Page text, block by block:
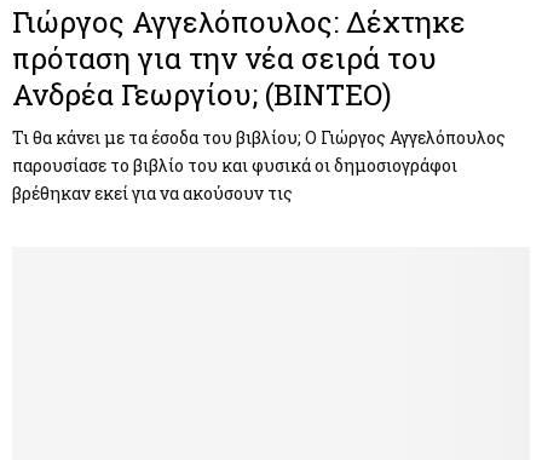
Γιώργος Αγγελόπουλος: Δέχτηκε
πρόταση για την νέα σειρά του
Ανδρέα Γεωργίου; (BINTEO)
Τι θα κάνει με τα έσοδα του βιβλίου; Ο Γιώργος Αγγελόπουλος
παρουσίασε το βιβλίο του και φυσικά οι δημοσιογράφοι
βρέθηκαν εκεί για να ακούσουν τις